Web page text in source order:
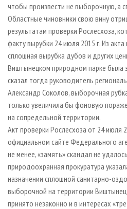
чтобы произвести не выборочную, а
Областные чиновники свою вину
результатам проверки Рослесхоза,
факту вырубки 24 июля 2015 г. Из
сплошная вырубка дубов и других
Виштынецком природном парке была
сказал тогда руководитель
Александр Соколов, выборочная
только увеличила бы фоновую
на сопредельной территории.
Акт проверки Рослесхоза от 24 июля
официальном сайте Федерального
не менее, «замять» скандал не
природоохранная прокуратура
назначении сплошной санитарно-
выборочной на территории
принято незаконно и в интересах